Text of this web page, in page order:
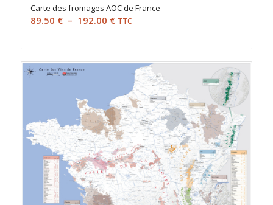
Carte des fromages AOC de France
89.50 € – 192.00 €Plage
prix :
89.50 €
192.00 €
TTC